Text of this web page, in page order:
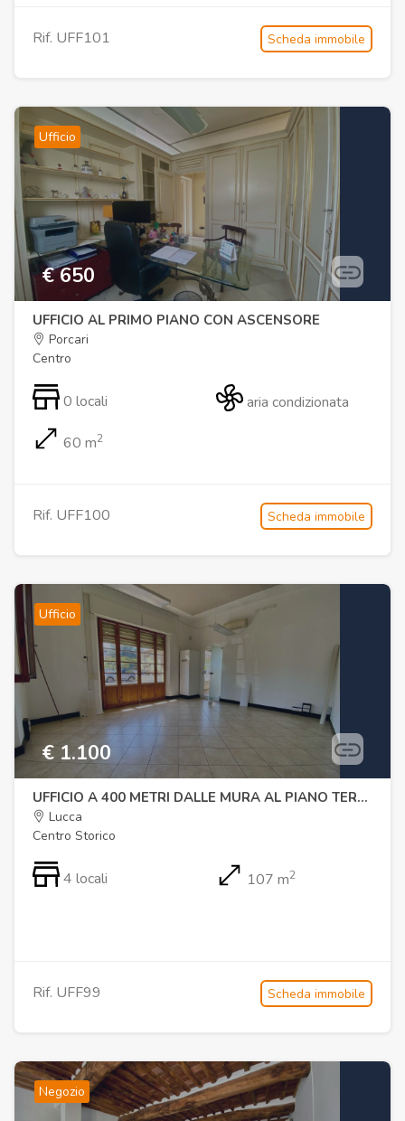
Rif. UFF101 Scheda immobile
Ufficio
€ 650
UFFICIO AL PRIMO PIANO CON ASCENSORE
Porcari
Centro
0 locali aria condizionata
60 m2
Rif. UFF100 Scheda immobile
Ufficio
€ 1.100
UFFICIO A 400 METRI DALLE MURA AL PIANO TERRA
Lucca
Centro Storico
4 locali 107 m2
Rif. UFF99 Scheda immobile
Negozio